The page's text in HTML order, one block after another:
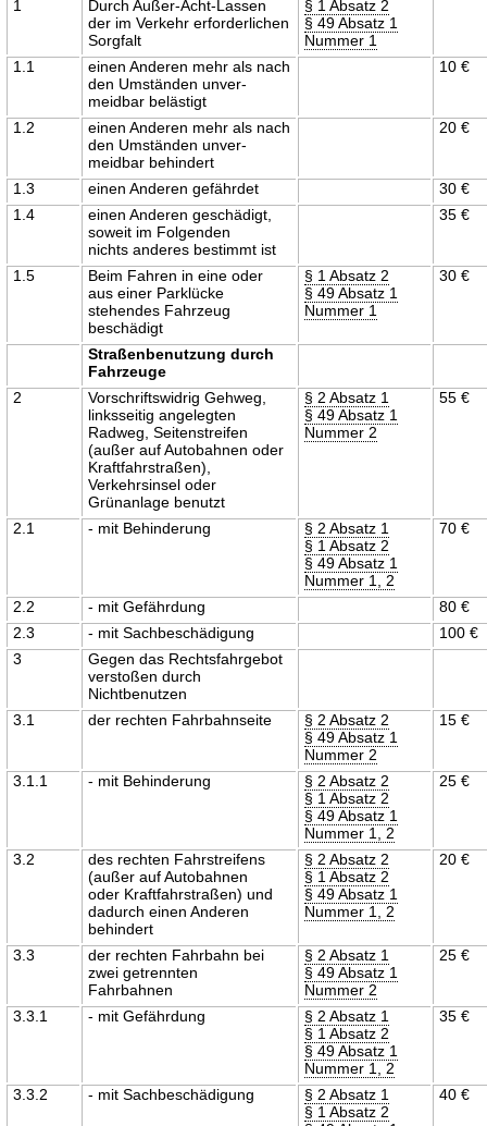
1
Durch Außer-Acht-Lassen
der im Verkehr erforderlichen
Sorgfalt
§ 1 Absatz 2
§ 49 Absatz 1
Nummer 1
1.1
einen Anderen mehr als nach
den Umständen unver-
meidbar belästigt
10 €
1.2
einen Anderen mehr als nach
den Umständen unver-
meidbar behindert
20 €
1.3 einen Anderen gefährdet
30 €
1.4
einen Anderen geschädigt,
soweit im Folgenden
nichts anderes bestimmt ist
35 €
1.5
Beim Fahren in eine oder
aus einer Parklücke
stehendes Fahrzeug
beschädigt
§ 1 Absatz 2
§ 49 Absatz 1
Nummer 1
30 €
Straßenbenutzung durch
Fahrzeuge
2
Vorschriftswidrig Gehweg,
linksseitig angelegten
Radweg, Seitenstreifen
(außer auf Autobahnen oder
Kraftfahrstraßen),
Verkehrsinsel oder
Grünanlage benutzt
§ 2 Absatz 1
§ 49 Absatz 1
Nummer 2
55 €
2.1 - mit Behinderung
§ 2 Absatz 1
§ 1 Absatz 2
§ 49 Absatz 1
Nummer 1, 2
70 €
2.2 - mit Gefährdung
80 €
2.3
- mit Sachbeschädigung
100 €
3
Gegen das Rechtsfahrgebot
verstoßen durch
Nichtbenutzen
3.1
der rechten Fahrbahnseite
§ 2 Absatz 2
§ 49 Absatz 1
Nummer 2
15 €
3.1.1 - mit Behinderung
§ 2 Absatz 2
§ 1 Absatz 2
§ 49 Absatz 1
Nummer 1, 2
25 €
3.2
des rechten Fahrstreifens
(außer auf Autobahnen
oder Kraftfahrstraßen) und
dadurch einen Anderen
behindert
§ 2 Absatz 2
§ 1 Absatz 2
§ 49 Absatz 1
Nummer 1, 2
20 €
3.3
der rechten Fahrbahn bei
zwei getrennten
Fahrbahnen
§ 2 Absatz 1
§ 49 Absatz 1
Nummer 2
25 €
3.3.1 - mit Gefährdung
§ 2 Absatz 1
§ 1 Absatz 2
§ 49 Absatz 1
Nummer 1, 2
35 €
3.3.2 - mit Sachbeschädigung
§ 2 Absatz 1
§ 1 Absatz 2
40 €